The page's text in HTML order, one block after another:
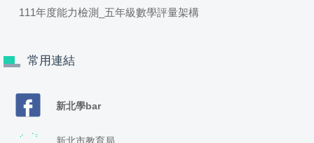
111年度能力檢測_五年級數學評量架構
常用連結
新北學bar